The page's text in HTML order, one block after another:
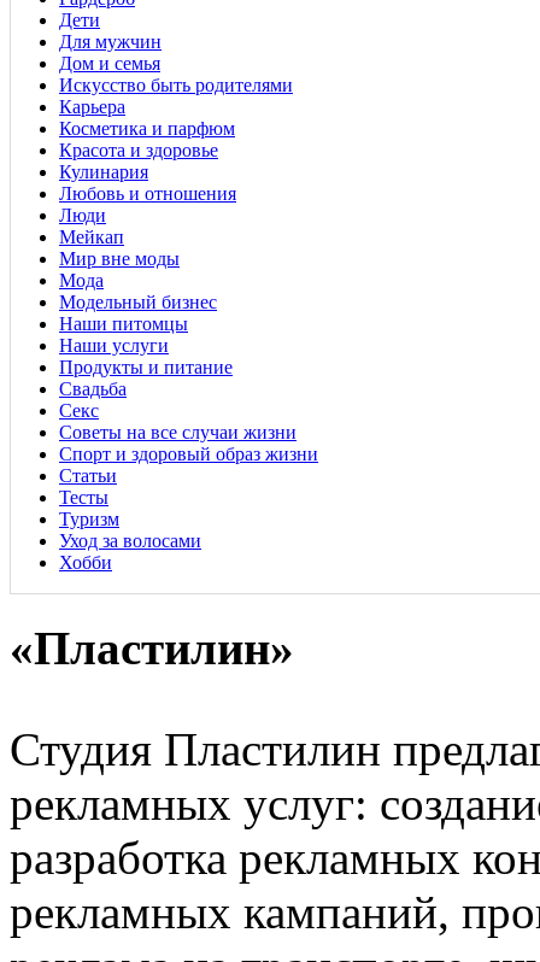
Дети
Для мужчин
Дом и семья
Искусство быть родителями
Карьера
Косметика и парфюм
Красота и здоровье
Кулинария
Любовь и отношения
Люди
Мейкап
Мир вне моды
Мода
Модельный бизнес
Наши питомцы
Наши услуги
Продукты и питание
Свадьба
Секс
Советы на все случаи жизни
Спорт и здоровый образ жизни
Статьи
Тесты
Туризм
Уход за волосами
Хобби
«Пластилин»
Студия Пластилин
рекламных услуг:
разработка рекламных
рекламных кампаний,